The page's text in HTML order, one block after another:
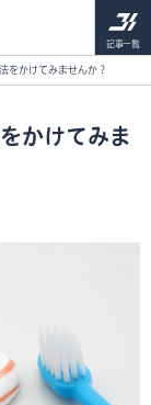
記事一覧
をかけてみませんか？
かけてみま